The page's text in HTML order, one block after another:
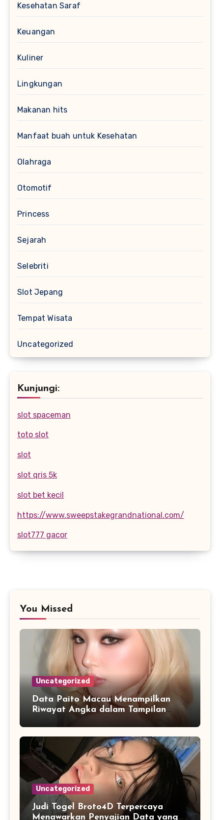
Kesehatan Saraf
Keuangan
Kuliner
Lingkungan
Makanan hits
Manfaat buah untuk Kesehatan
Olahraga
Otomotif
Princess
Sejarah
Selebriti
Slot Jepang
Tempat Wisata
Uncategorized
Kunjungi:
slot spaceman
toto slot
slot
slot qris 5k
slot bet kecil
https://www.sweepstakegrandnational.com/
slot777 gacor
You Missed
Uncategorized
Data Paito Macau Menampilkan
Riwayat Angka dalam Tampilan
Uncategorized
Judi Togel Broto4D Terpercaya
Menawarkan Penyajian Data yang